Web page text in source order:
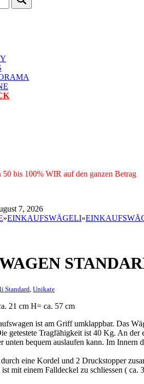
50 bis 100% WIR auf den ganzen Betrag
7, 2026
»EINKAUFSWÄGELI»
Standard Unikate
21 cm H= ca. 57 cm
ist am Griff umklappbar. Das
getestete Tragfähigkeit ist 40 Kg. An der
unten bequem auslaufen kann. Im
eine Kordel und 2 Druckstopper
mit einem Falldeckel zu schliessen (